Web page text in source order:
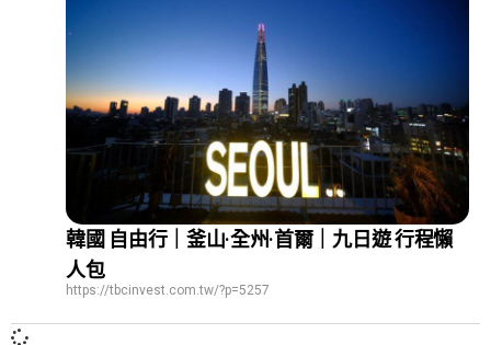
韓國 自由行｜釜山·全州·首爾｜九日遊 行程懶
人包
https://tbcinvest.com.tw/?p=5257